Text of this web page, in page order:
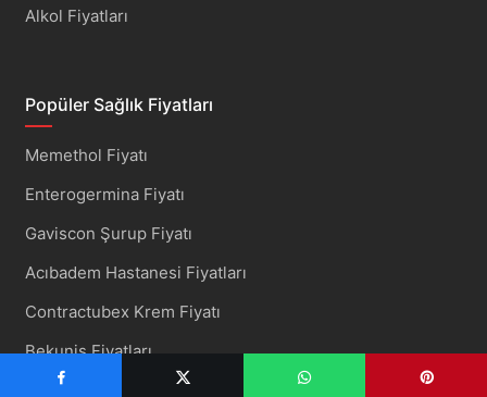
Alkol Fiyatları
Popüler Sağlık Fiyatları
Memethol Fiyatı
Enterogermina Fiyatı
Gaviscon Şurup Fiyatı
Acıbadem Hastanesi Fiyatları
Contractubex Krem Fiyatı
Bekunis Fiyatları